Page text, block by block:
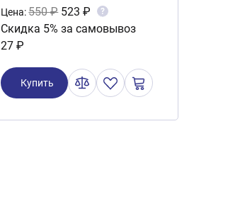
Цена:550 ₽ 523 ₽ ?
Скидка 5% за самовывоз
27 ₽
Купить